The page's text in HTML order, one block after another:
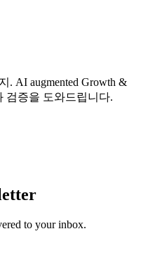
. AI augmented Growth &
검증을 도와드립니다.
to your inbox.